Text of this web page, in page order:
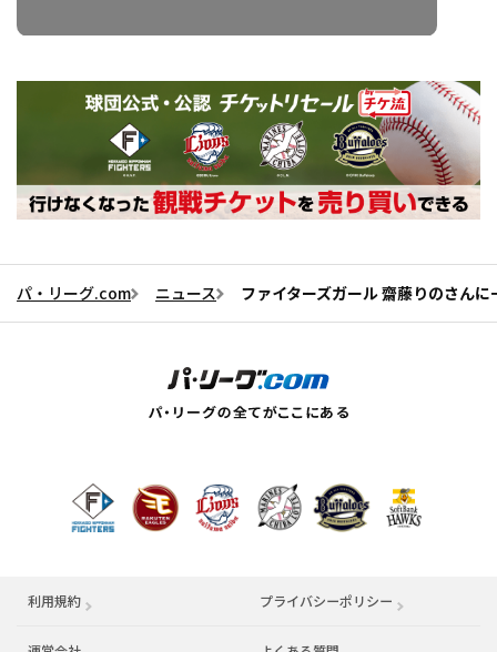
パ・リーグ.com ニュース ファイターズガール 齋藤りのさん
利用規約 プライバシーポリシー